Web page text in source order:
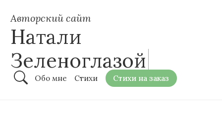
Авторский сайт
Натали
Зеленоглазой
Обо мне Стихи Стихи на заказ